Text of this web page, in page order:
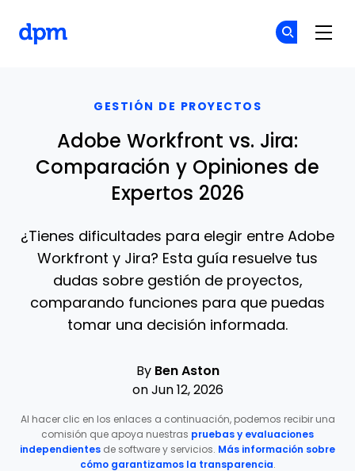
GESTIÓN DE PROYECTOS
Adobe Workfront vs. Jira:
Comparación y Opiniones de
Expertos 2026
¿Tienes dificultades para elegir entre Adobe
Workfront y Jira? Esta guía resuelve tus
dudas sobre gestión de proyectos,
comparando funciones para que puedas
tomar una decisión informada.
By Ben Aston
on Jun 12, 2026
Al hacer clic en los enlaces a continuación, podemos recibir una
comisión que apoya nuestras pruebas y evaluaciones
independientes de software y servicios. Más información sobre
cómo garantizamos la transparencia.